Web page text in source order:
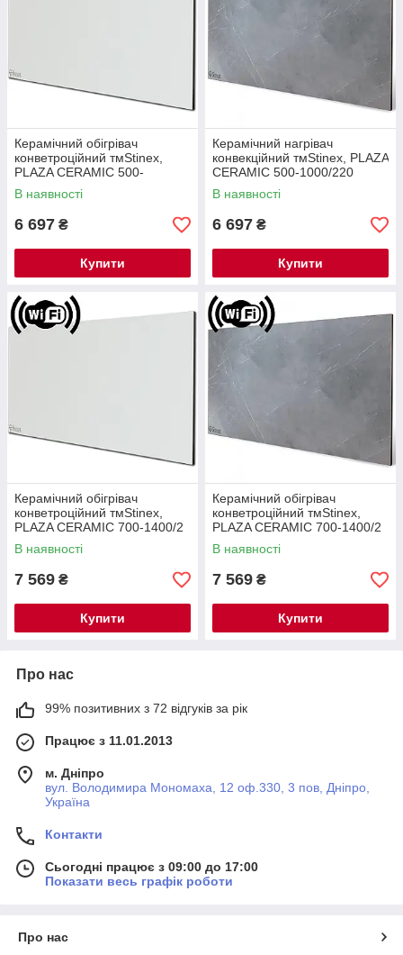
Керамічний обігрівач
конветроційний тмStinex,
PLAZA CERAMIC 500-
1000/220 Thermo-control
White, з Wi-Fi
В наявності
6 697 ₴
Купити
Керамічний нагрівач
конвекційний тмStinex, PLAZA
CERAMIC 500-1000/220
Thermo-control LOFT, з Wi-Fi
В наявності
6 697 ₴
Купити
Керамічний обігрівач
конветроційний тмStinex,
PLAZA CERAMIC 700-1400/2
Thermo-control White, з Wi-Fi
В наявності
7 569 ₴
Купити
Керамічний обігрівач
конветроційний тмStinex,
PLAZA CERAMIC 700-1400/2
Thermo-control LOFT, з Wi-Fi
В наявності
7 569 ₴
Купити
Про нас
99% позитивних з 72 відгуків за рік
Працює з 11.01.2013
м. Дніпро
вул. Володимира Мономаха, 12 оф.330, 3 пов, Дніпро,
Україна
Контакти
Сьогодні працює з 09:00 до 17:00
Показати весь графік роботи
Про нас